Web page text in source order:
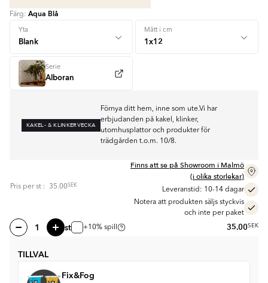
Färg: Aqua Blå
Yta Mått i cm
Serie
Alboran
KAKEL- & KLINKERVECKA
Förnya ditt hem, inne som ute.Vi har
erbjudanden på kakel, klinker,
utomhusplattor och produkter för
trädgården t.o.m. 10/8.
Pris per st : 35.00SEK
Finns att se på Showroom i Malmö
(i olika storlekar)
Leveranstid: 10-14 dagar
Notera att produkten säljs styckvis
och inte per paket
st +10% spill 35.00SEK
TILLVAL
Fix&Fog